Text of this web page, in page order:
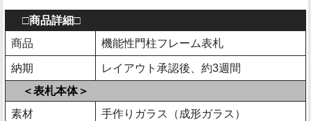
□商品詳細□
商品
機能性門柱フレーム表札
納期
レイアウト承認後、約3週間
＜表札本体＞
素材
手作りガラス（成形ガラス）